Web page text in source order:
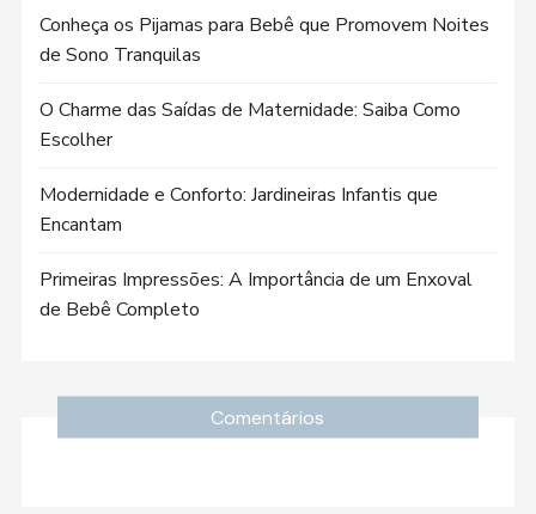
Conheça os Pijamas para Bebê que Promovem Noites
de Sono Tranquilas
O Charme das Saídas de Maternidade: Saiba Como
Escolher
Modernidade e Conforto: Jardineiras Infantis que
Encantam
Primeiras Impressões: A Importância de um Enxoval
de Bebê Completo
Comentários